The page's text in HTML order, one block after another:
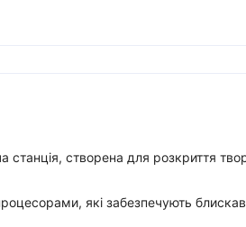
створена для розкриття
які забезпечують